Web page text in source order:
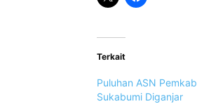
Terkait
Puluhan ASN Pemkab
Sukabumi Diganjar